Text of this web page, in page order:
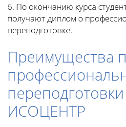
6. По окончанию курса
получают диплом о
переподготовке.
Преимущества
ИСОЦЕНТР